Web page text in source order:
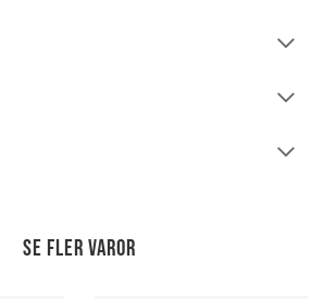
Se fler varor